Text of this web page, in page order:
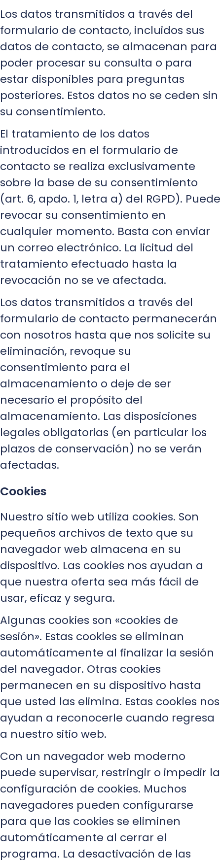
Los datos transmitidos a través del
formulario de contacto, incluidos sus
datos de contacto, se almacenan para
poder procesar su consulta o para
estar disponibles para preguntas
posteriores. Estos datos no se ceden sin
su consentimiento.
El tratamiento de los datos
introducidos en el formulario de
contacto se realiza exclusivamente
sobre la base de su consentimiento
(art. 6, apdo. 1, letra a) del RGPD). Puede
revocar su consentimiento en
cualquier momento. Basta con enviar
un correo electrónico. La licitud del
tratamiento efectuado hasta la
revocación no se ve afectada.
Los datos transmitidos a través del
formulario de contacto permanecerán
con nosotros hasta que nos solicite su
eliminación, revoque su
consentimiento para el
almacenamiento o deje de ser
necesario el propósito del
almacenamiento. Las disposiciones
legales obligatorias (en particular los
plazos de conservación) no se verán
afectadas.
Cookies
Nuestro sitio web utiliza cookies. Son
pequeños archivos de texto que su
navegador web almacena en su
dispositivo. Las cookies nos ayudan a
que nuestra oferta sea más fácil de
usar, eficaz y segura.
Algunas cookies son «cookies de
sesión». Estas cookies se eliminan
automáticamente al finalizar la sesión
del navegador. Otras cookies
permanecen en su dispositivo hasta
que usted las elimina. Estas cookies nos
ayudan a reconocerle cuando regresa
a nuestro sitio web.
Con un navegador web moderno
puede supervisar, restringir o impedir la
configuración de cookies. Muchos
navegadores pueden configurarse
para que las cookies se eliminen
automáticamente al cerrar el
programa. La desactivación de las